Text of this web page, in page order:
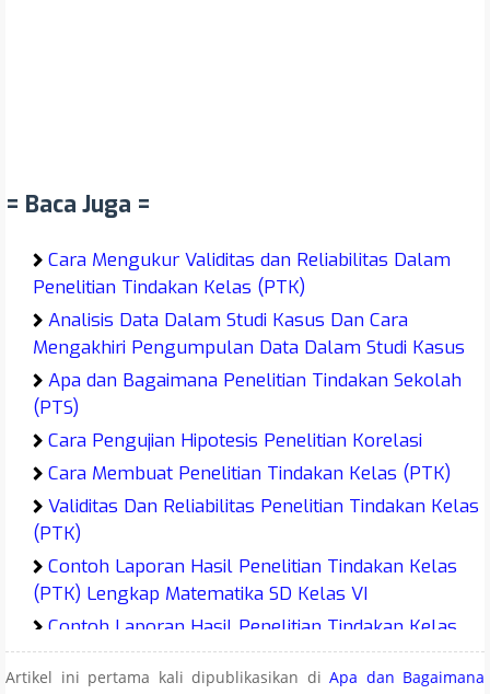
= Baca Juga =
Cara Mengukur Validitas dan Reliabilitas Dalam
Penelitian Tindakan Kelas (PTK)
Analisis Data Dalam Studi Kasus Dan Cara
Mengakhiri Pengumpulan Data Dalam Studi Kasus
Apa dan Bagaimana Penelitian Tindakan Sekolah
(PTS)
Cara Pengujian Hipotesis Penelitian Korelasi
Cara Membuat Penelitian Tindakan Kelas (PTK)
Validitas Dan Reliabilitas Penelitian Tindakan Kelas
(PTK)
Contoh Laporan Hasil Penelitian Tindakan Kelas
(PTK) Lengkap Matematika SD Kelas VI
Contoh Laporan Hasil Penelitian Tindakan Kelas
(PTK) SD Kelas VI Matematika Lengkap
Contoh Laporan Hasil Penelitian Tindakan Kelas
Artikel ini pertama kali dipublikasikan di Apa dan Bagaimana